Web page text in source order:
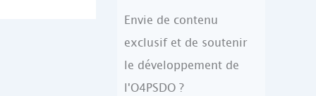
Envie de contenu
exclusif et de soutenir
le développement de
l'O4PSDO ?